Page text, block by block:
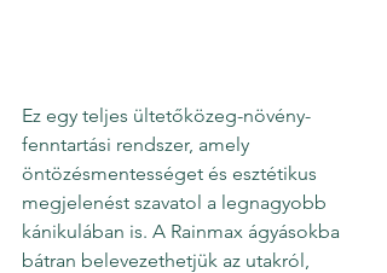
Ez egy teljes ültetőközeg-növény-
fenntartási rendszer, amely
öntözésmentességet és esztétikus
megjelenést szavatol a legnagyobb
kánikulában is. A Rainmax ágyásokba
bátran belevezethetjük az utakról,